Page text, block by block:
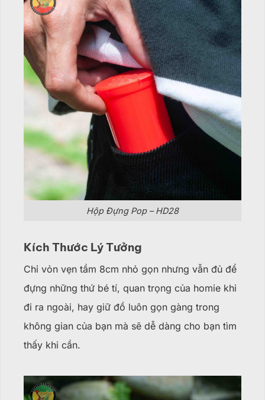
Hộp Đựng Pop – HD28
Kích Thước Lý Tưởng
Chỉ vỏn vẹn tầm 8cm nhỏ gọn nhưng vẫn đủ để
đựng những thứ bé tí, quan trọng của homie khi
đi ra ngoài, hay giữ đồ luôn gọn gàng trong
không gian của bạn mà sẽ dễ dàng cho bạn tìm
thấy khi cần.